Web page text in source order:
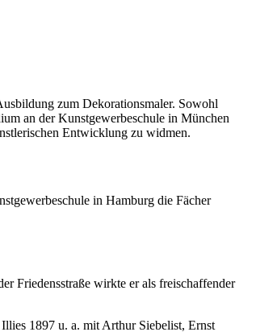
zum Dekorationsmaler. Sowohl
an der Kunstgewerbeschule in München
Entwicklung zu widmen.
in Hamburg die Fächer
Friedensstraße wirkte er als freischaffender
1897 u. a. mit Arthur Siebelist, Ernst